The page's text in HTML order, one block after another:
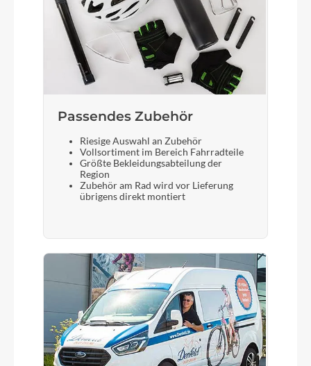
Sattel
Selle Royal Lookin
Gabel
SR Suntour NCX32-D Air LO 63mm
Display
Bosch LED remote SmartSystem + Bosch Kiox
300 TFT
Suntour SP17-NCX Suspension 30.9/350
Passendes Zubehör
Riesige Auswahl an Zubehör
Vollsortiment im Bereich Fahrradteile
Größte Bekleidungsabteilung der
Region
Zubehör am Rad wird vor Lieferung
übrigens direkt montiert